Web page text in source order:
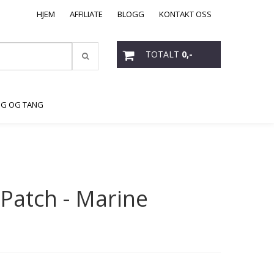
HJEM AFFILIATE BLOGG KONTAKT OSS
TOTALT 0,-
OG TANG
- Marine